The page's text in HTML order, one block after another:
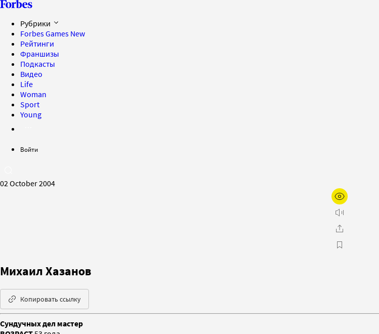
Рубрики
Forbes Games New
Рейтинги
Франшизы
Подкасты
Видео
Life
Woman
Sport
Young
Войти
02 October 2004
Михаил Хазанов
Копировать ссылку
Сундучных дел мастер